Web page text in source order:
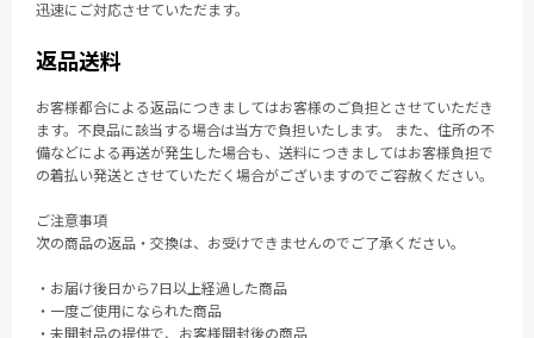
迅速にご対応させていただます。
返品送料
お客様都合による返品につきましてはお客様のご負担とさせていただき
ます。不良品に該当する場合は当方で負担いたします。 また、住所の不
備などによる再送が発生した場合も、送料につきましてはお客様負担で
の着払い発送とさせていただく場合がございますのでご容赦ください。
ご注意事項
次の商品の返品・交換は、お受けできませんのでご了承ください。
・お届け後日から7日以上経過した商品
・一度ご使用になられた商品
・未開封品の提供で、お客様開封後の商品